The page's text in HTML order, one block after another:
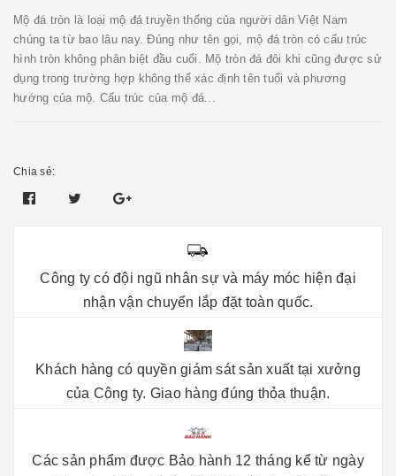
Mộ đá tròn là loại mộ đá truyền thống của người dân Việt Nam
chúng ta từ bao lâu nay. Đúng như tên gọi, mộ đá tròn có cấu trúc
hình tròn không phân biệt đầu cuối. Mộ tròn đá đôi khi cũng được sử
dụng trong trường hợp không thể xác định tên tuổi và phương
hướng của mộ. Cấu trúc của mộ đá...
Chia sẻ:
Công ty có đội ngũ nhân sự và máy móc hiện đại
nhận vận chuyển lắp đặt toàn quốc.
Khách hàng có quyền giám sát sản xuất tại xưởng
của Công ty. Giao hàng đúng thỏa thuận.
Các sản phẩm được Bảo hành 12 tháng kể từ ngày